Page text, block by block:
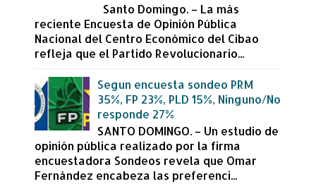
Santo Domingo. – La más
reciente Encuesta de Opinión Pública
Nacional del Centro Económico del Cibao
refleja que el Partido Revolucionario...
Segun encuesta sondeo PRM
35%, FP 23%, PLD 15%, Ninguno/No
responde 27%
SANTO DOMINGO. – Un estudio de
opinión pública realizado por la firma
encuestadora Sondeos revela que Omar
Fernández encabeza las preferenci...